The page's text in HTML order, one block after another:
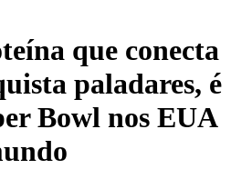
que conecta
paladares, é
Bowl nos EUA